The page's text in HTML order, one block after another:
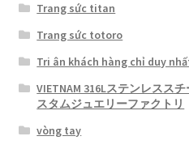
Trang sức titan
Trang sức totoro
Tri ân khách hàng chỉ duy
VIETNAM 316Lステンレスス
スタムジュエリーファクトリ
vòng tay